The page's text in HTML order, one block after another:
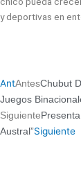
y deportivas en
AntAntesChubut
Juegos
Siguiente
Austral”Siguiente